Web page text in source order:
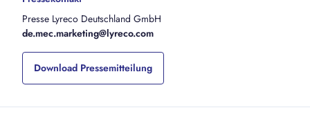
Presse Lyreco Deutschland GmbH
de.mec.marketing@lyreco.com
Download Pressemitteilung